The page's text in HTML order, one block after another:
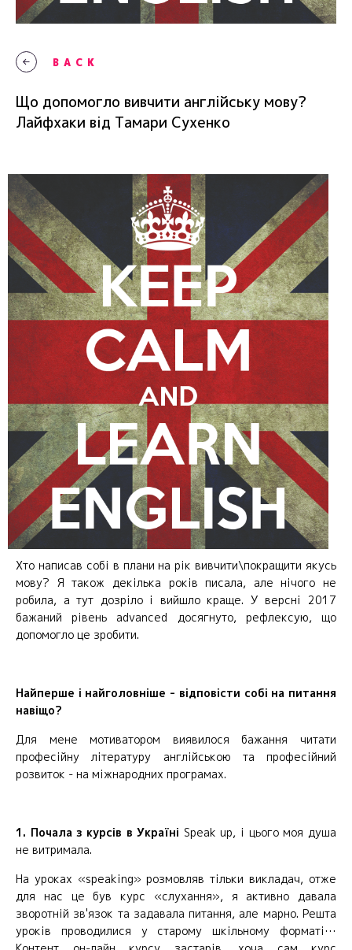
BACK
Що допомогло вивчити англійську мову?
Лайфхаки від Тамари Сухенко
Хто написав собі в плани на рік вивчити\покращити якусь
мову? Я також декілька років писала, але нічого не
робила, а тут дозріло і вийшло краще. У версні 2017
бажаний рівень advanced досягнуто, рефлексую, що
допомогло це зробити.
Найперше і найголовніше - відповісти собі на питання
навіщо?
Для мене мотиватором виявилося бажання читати
професійну літературу англійською та професійний
розвиток - на міжнародних програмах.
1. Почала з курсів в Україні Speak up, і цього моя душа
не витримала.
На уроках «speaking» розмовляв тільки викладач, отже
для нас це був курс «слухання», я активно давала
зворотній зв'язок та задавала питання, але марно. Решта
уроків проводилися у старому шкільному форматі…